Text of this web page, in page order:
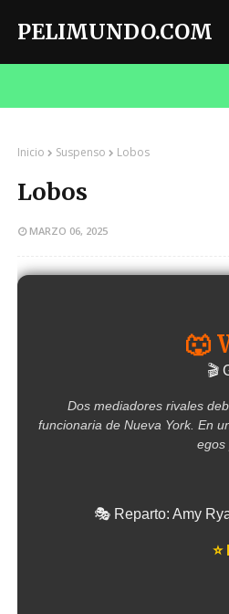
PELIMUNDO.COM
Inicio Suspenso Lobos
Lobos
MARZO 06, 2025
🐺
🎬
Dos mediadores rivales
funcionaria de Nueva York. En
egos
🎭 Reparto: Amy